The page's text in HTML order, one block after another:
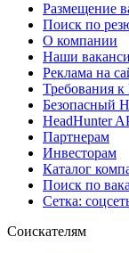
Размещение
Поиск по
О компании
Наши
Реклама на
Требования
Безопасный
HeadHunter
Партнерам
Инвесторам
Каталог
Поиск по
Сетка:
Соискателям